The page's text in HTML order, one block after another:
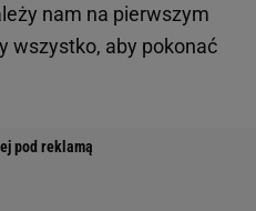
nam na pierwszym
wszystko, aby pokonać